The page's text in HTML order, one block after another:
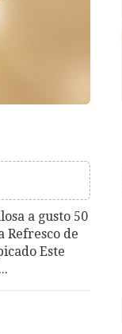
a gusto 50
Refresco de
Este